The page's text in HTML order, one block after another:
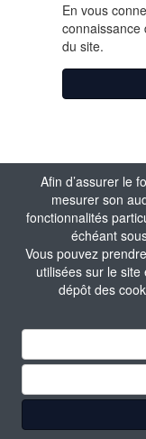
Afin d’assurer le
mesurer son
fonctionnalités
échéant
Vous pouvez
utilisées sur le
dépôt des
En vous
connaissance
du site.